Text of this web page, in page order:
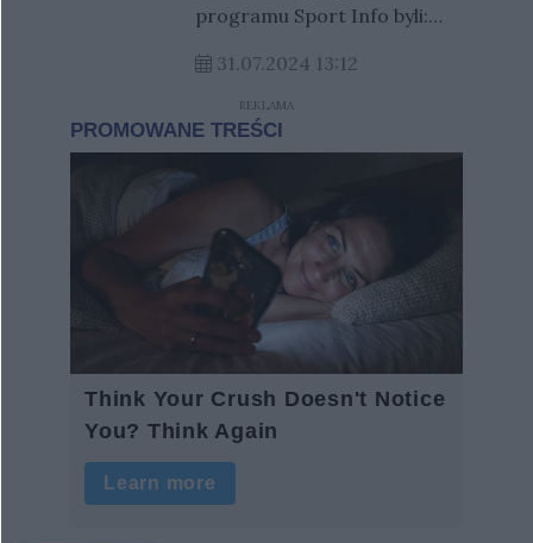
programu Sport Info byli:
Jacek Dreczka (twórca podcastu
"Mówi się żużel") oraz Jarosław
Miłkowski (Gazeta Lubuska i portal
Gorzów Nasze Miasto.
31.07.2024 13:12
REKLAMA